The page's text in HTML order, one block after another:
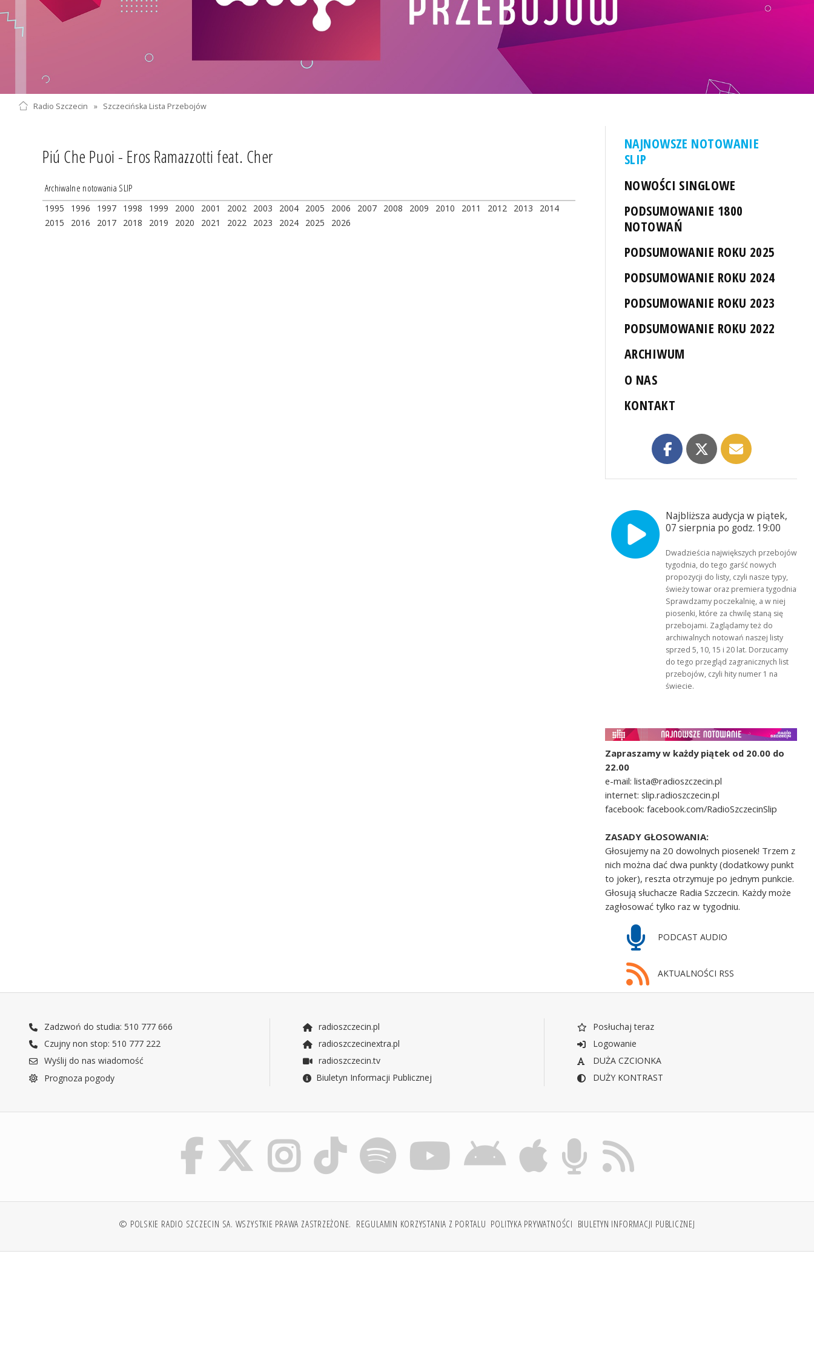
Radio Szczecin » Szczecińska Lista Przebojów
Piú Che Puoi - Eros Ramazzotti feat. Cher
Archiwalne notowania SLIP
1995 1996 1997 1998 1999 2000 2001 2002 2003 2004 2005 2006 2007 2008 2009 2010 2011 2012 2013
2014
2015
2016 2017 2018 2019 2020 2021 2022 2023 2024 2025 2026
NAJNOWSZE NOTOWANIE
SLIP
NOWOŚCI SINGLOWE
PODSUMOWANIE 1800
NOTOWAŃ
PODSUMOWANIE ROKU 2025
PODSUMOWANIE ROKU 2024
PODSUMOWANIE ROKU 2023
PODSUMOWANIE ROKU 2022
ARCHIWUM
O NAS
KONTAKT
Najbliższa audycja w piątek,
07 sierpnia po godz. 19:00
Dwadzieścia największych przebojów
tygodnia, do tego garść nowych
propozycji do listy, czyli nasze typy,
świeży towar oraz premiera tygodnia!
Sprawdzamy poczekalnię, a w niej
piosenki, które za chwilę staną się
przebojami. Zaglądamy też do
archiwalnych notowań naszej listy
sprzed 5, 10, 15 i 20 lat. Dorzucamy
do tego przegląd zagranicznych list
przebojów, czyli hity numer 1 na
świecie.
Zapraszamy w każdy piątek od 20.00 do
22.00
e-mail: lista@radioszczecin.pl
internet: slip.radioszczecin.pl
facebook: facebook.com/RadioSzczecinSlip
ZASADY GŁOSOWANIA:
Głosujemy na 20 dowolnych piosenek! Trzem z
nich można dać dwa punkty (dodatkowy punkt
to joker), reszta otrzymuje po jednym punkcie.
Głosują słuchacze Radia Szczecin. Każdy może
zagłosować tylko raz w tygodniu.
PODCAST AUDIO
AKTUALNOŚCI RSS
Zadzwoń do studia: 510 777 666
Czujny non stop: 510 777 222
Wyślij do nas wiadomość
Prognoza pogody
radioszczecin.pl
radioszczecinextra.pl
radioszczecin.tv
Biuletyn Informacji Publicznej
Posłuchaj teraz
Logowanie
DUŻA CZCIONKA
DUŻY KONTRAST
© POLSKIE RADIO SZCZECIN SA. WSZYSTKIE PRAWA ZASTRZEŻONE. REGULAMIN KORZYSTANIA Z PORTALU POLITYKA PRYWATNOŚCI BIULETYN INFORMACJI PUBLICZNEJ